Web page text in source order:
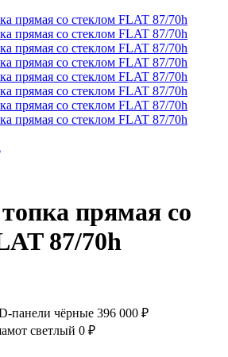
прямая со
87/70h
панели чёрные 396 000 ₽
светлый 0 ₽